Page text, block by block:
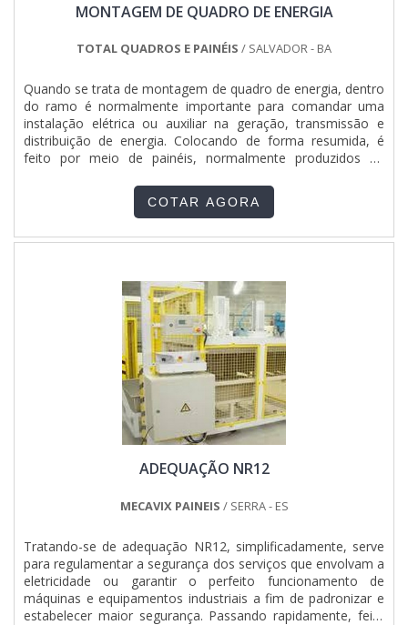
Soluções Elétricas ter se tornado destaque quando
serviços de qualidade. Alguns desses motivos são: Equipe
com vasta experiência na área de atuação; Equipe focada na
ética e aplicação das melhores práticas no mercado;
Escritório de alta qualidade onde são realizadas as
atividades; Matéria-prima de excelente qualidade;
Equipamentos de última geração. QUALIDADES E PONTOS
FORTES DA EMPRESANa Pégaso Soluções Elétricas existe o
que há de melhor em quadro qgbt preço justo. São diversas
opções disponibilizadas, como quadro de distribuição
residencial montado e painel qta gerador.Isso se deve ao
fato de a empresa ser uma entidade comprometida com
onde são realizadas as atividades e equipamentos de última
geração. Tudo isso, somado a uma equipe multidisciplinar
de consultores associados e profissionais qualificados, fecha
todo o ciclo de entrega com excelência para toda a carteira
MONTAGEM DE QUADRO DE ENERGIA
TOTAL QUADROS E PAINÉIS / SALVADOR - BA
Quando se trata de montagem de quadro de energia, dentro
do ramo é normalmente importante para comandar uma
instalação elétrica ou auxiliar na geração, transmissão e
distribuição de energia. Colocando de forma resumida, é
feito por meio de painéis, normalmente produzidos de
mecânicos, térmicos e a umidade.MAIS DETALHES SOBRE O
FUNCIONAMENTO DO SERVIÇOPor conseguinte, tem como
supervisionar a energia elétrica utilizada em determinado
maquinários e distribuir energia para todos os ambientes de
um local, adjetivos que fazem do uso um fator indispensável
para o mercado atual.Uma boa montagem de painel de
energia é possível encontrar em vários lugares, mas o que
tem de melhor no mercado só se encontra na Total
Quadros e Painéis Ltda, já que a empresa é famosa por
oferecer diversas vantagens aos clientes, entre
elas:Utilização de materiais de qualidade;Ampla vida
útil;Pouca frequência de manutenção.Isso se deve ao fato
da empresa ser uma empresa com o melhor custo benefício
com profissionais altamente treinados e profissionais
ponta à ponta.A EMPRESA CERTA DE MONTAGEM DE
existe variedade e qualidade quando o assunto for
montagem de quadros e painéis elétricos. É possível
encontrar itens variados com tecnologia de ponta como
montagem de painel de energia com utilização de materiais
de qualidade. .
COTAR AGORA
ADEQUAÇÃO NR12
MECAVIX PAINEIS / SERRA - ES
Tratando-se de adequação NR12, simplificadamente, serve
para regulamentar a segurança dos serviços que envolvam a
eletricidade ou garantir o perfeito funcionamento de
máquinas e equipamentos industriais a fim de padronizar e
estabelecer maior segurança. Passando rapidamente, feita